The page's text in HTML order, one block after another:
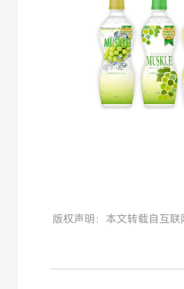
版权声明：本文转载自互